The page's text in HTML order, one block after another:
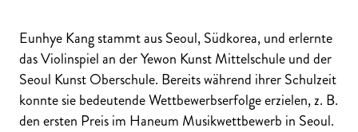
Eunhye Kang stammt aus Seoul, Südkorea, und erlernte
das Violinspiel an der Yewon Kunst Mittelschule und der
Seoul Kunst Oberschule. Bereits während ihrer Schulzeit
konnte sie bedeutende Wettbewerbserfolge erzielen, z. B.
den ersten Preis im Haneum Musikwettbewerb in Seoul.